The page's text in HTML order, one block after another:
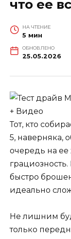
что ее
НА ЧТЕНИЕ
5 мин
ОБНОВЛЕНО
25.05.2026
Тот, кто
5, наверняка,
очередь на ее
быстро
идеально
Не лишним
только